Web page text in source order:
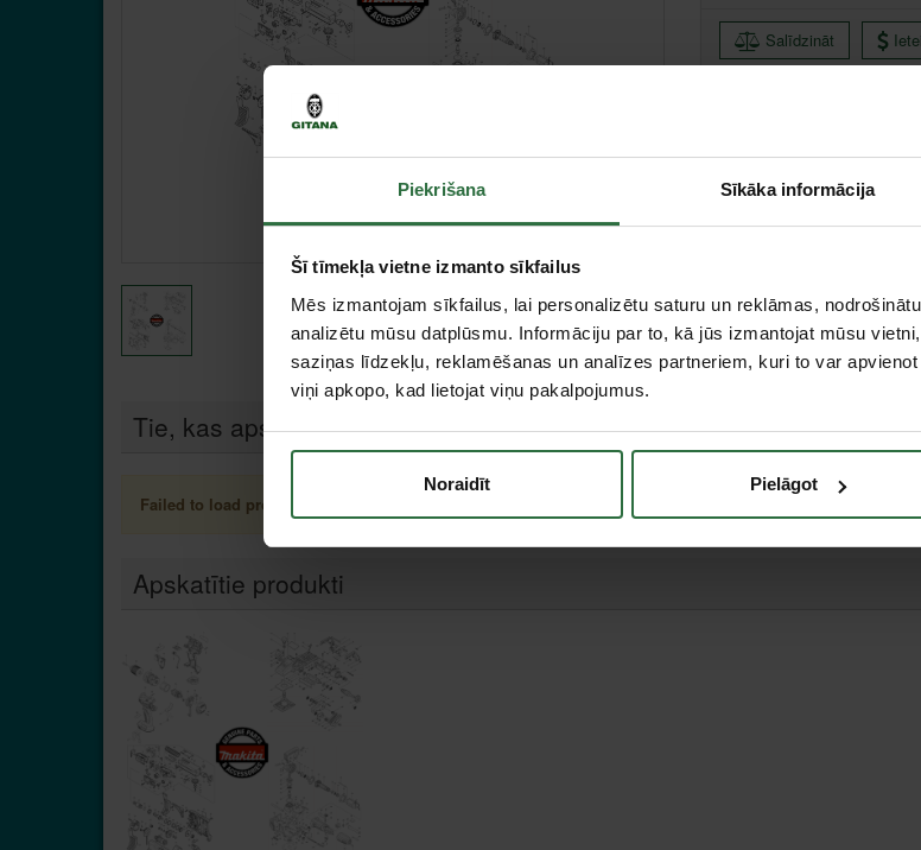
Piekrišana Sīkāka informācija
Šī tīmekļa vietne izmanto sīkfailus
Mēs izmantojam sīkfailus, lai personalizētu saturu un reklāmas,
analizētu mūsu datplūsmu. Informāciju par to, kā jūs izmantojat mūsu
saziņas līdzekļu, reklamēšanas un analīzes partneriem, kuri to var
viņi apkopo, kad lietojat viņu pakalpojumus.
Noraidīt Pielāgot
Salīdzināt
Tie, kas apskatīja šo preci, tāpat interesējās par...
Failed to load product list.
Apskatītie produkti